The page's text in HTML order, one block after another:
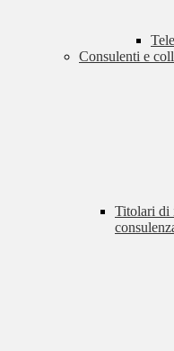
Consulenti e
Titolari di